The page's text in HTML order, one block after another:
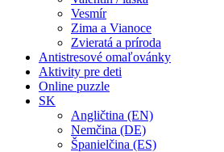
Vesmír
Zima a Vianoce
Zvieratá a príroda
Antistresové omaľovánky
Aktivity pre deti
Online puzzle
SK
Angličtina (EN)
Nemčina (DE)
Španielčina (ES)